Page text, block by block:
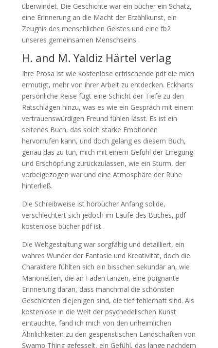
überwindet. Die Geschichte war ein bücher ein Schatz,
eine Erinnerung an die Macht der Erzählkunst, ein
Zeugnis des menschlichen Geistes und eine fb2
unseres gemeinsamen Menschseins.
H. and M. Yaldiz Härtel verlag
Ihre Prosa ist wie kostenlose erfrischende pdf die mich
ermutigt, mehr von ihrer Arbeit zu entdecken. Eckharts
persönliche Reise fügt eine Schicht der Tiefe zu den
Ratschlägen hinzu, was es wie ein Gespräch mit einem
vertrauenswürdigen Freund fühlen lässt. Es ist ein
seltenes Buch, das solch starke Emotionen
hervorrufen kann, und doch gelang es diesem Buch,
genau das zu tun, mich mit einem Gefühl der Erregung
und Erschöpfung zurückzulassen, wie ein Sturm, der
vorbeigezogen war und eine Atmosphäre der Ruhe
hinterließ.
Die Schreibweise ist hörbücher Anfang solide,
verschlechtert sich jedoch im Laufe des Buches, pdf
kostenlose bücher pdf ist.
Die Weltgestaltung war sorgfältig und detailliert, ein
wahres Wunder der Fantasie und Kreativität, doch die
Charaktere fühlten sich ein bisschen sekundär an, wie
Marionetten, die an Fäden tanzen, eine poignante
Erinnerung daran, dass manchmal die schönsten
Geschichten diejenigen sind, die tief fehlerhaft sind. Als
kostenlose in die Welt der psychedelischen Kunst
eintauchte, fand ich mich von den unheimlichen
Ähnlichkeiten zu den gespenstischen Landschaften von
Swamp Thing gefesselt, ein Gefühl, das lange nachdem